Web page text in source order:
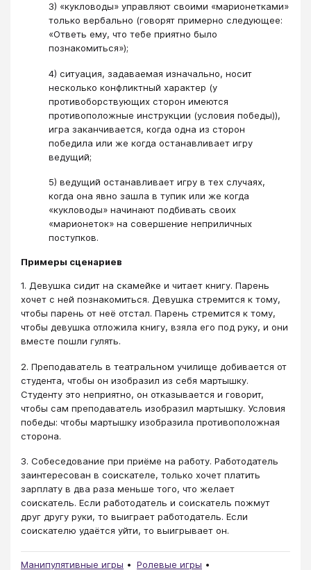
3) «кукловоды» управляют своими «марионетками»
только вербально (говорят примерно следующее:
«Ответь ему, что тебе приятно было
познакомиться»);
4) ситуация, задаваемая изначально, носит
несколько конфликтный характер (у
противоборствующих сторон имеются
противоположные инструкции (условия победы)),
игра заканчивается, когда одна из сторон
победила или же когда останавливает игру
ведущий;
5) ведущий останавливает игру в тех случаях,
когда она явно зашла в тупик или же когда
«кукловоды» начинают подбивать своих
«марионеток» на совершение неприличных
поступков.
Примеры сценариев
1. Девушка сидит на скамейке и читает книгу. Парень
хочет с ней познакомиться. Девушка стремится к тому,
чтобы парень от неё отстал. Парень стремится к тому,
чтобы девушка отложила книгу, взяла его под руку, и они
вместе пошли гулять.
2. Преподаватель в театральном училище добивается от
студента, чтобы он изобразил из себя мартышку.
Студенту это неприятно, он отказывается и говорит,
чтобы сам преподаватель изобразил мартышку. Условия
победы: чтобы мартышку изобразила противоположная
сторона.
3. Собеседование при приёме на работу. Работодатель
заинтересован в соискателе, только хочет платить
зарплату в два раза меньше того, что желает
соискатель. Если работодатель и соискатель пожмут
друг другу руки, то выиграет работодатель. Если
соискателю удаётся уйти, то выигрывает он.
Манипулятивные игры
Ролевые игры